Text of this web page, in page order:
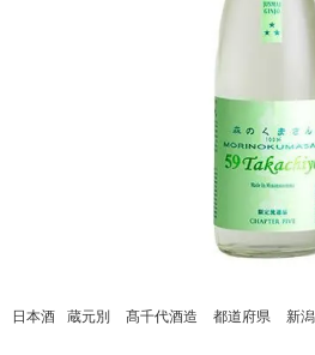
日本酒 蔵元別 髙千代酒造 都道府県 新